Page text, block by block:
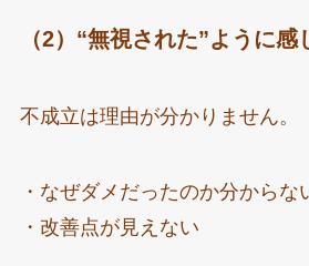
（2）“無視された”ように感
不成立は理由が分かりません。
・なぜダメだったのか分からな
・改善点が見えない